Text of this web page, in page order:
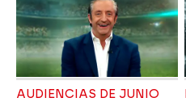
AUDIENCIAS DE JUNIO